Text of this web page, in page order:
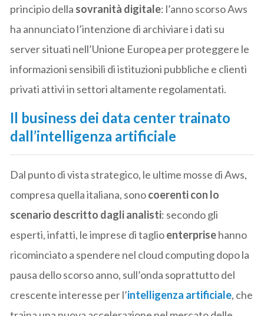
principio della sovranità digitale: l’anno scorso Aws
ha annunciato l’intenzione di archiviare i dati su
server situati nell’Unione Europea per proteggere le
informazioni sensibili di istituzioni pubbliche e clienti
privati attivi in settori altamente regolamentati.
Il business dei data center trainato
dall’intelligenza artificiale
Dal punto di vista strategico, le ultime mosse di Aws,
compresa quella italiana, sonocoerenti con lo
scenario descritto dagli analisti: secondo gli
esperti, infatti, le imprese di taglioenterprisehanno
ricominciato a spendere nel cloud computing dopo la
pausa dello scorso anno, sull’onda soprattutto del
crescente interesse per l’intelligenza artificiale, che